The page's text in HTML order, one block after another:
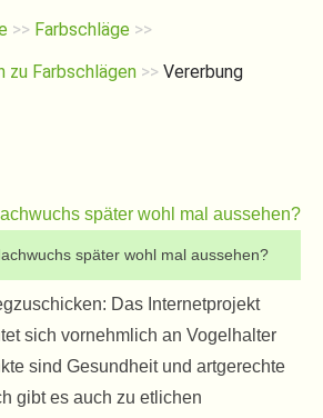
>> Farbschläge >>
zu Farbschlägen >> Vererbung
später wohl mal aussehen?
Das Internetprojekt
sich vornehmlich an Vogelhalter
sind Gesundheit und artgerechte
gibt es auch zu etlichen